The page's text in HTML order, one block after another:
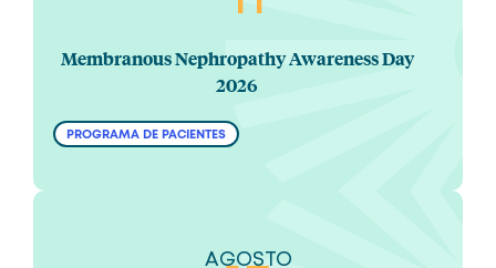
Membranous Nephropathy Awareness Day
2026
PROGRAMA DE PACIENTES
AGOSTO